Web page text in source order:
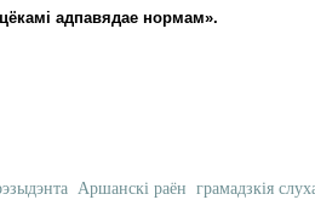
адпавядае нормам».
Аршанскі раён грамадзкія